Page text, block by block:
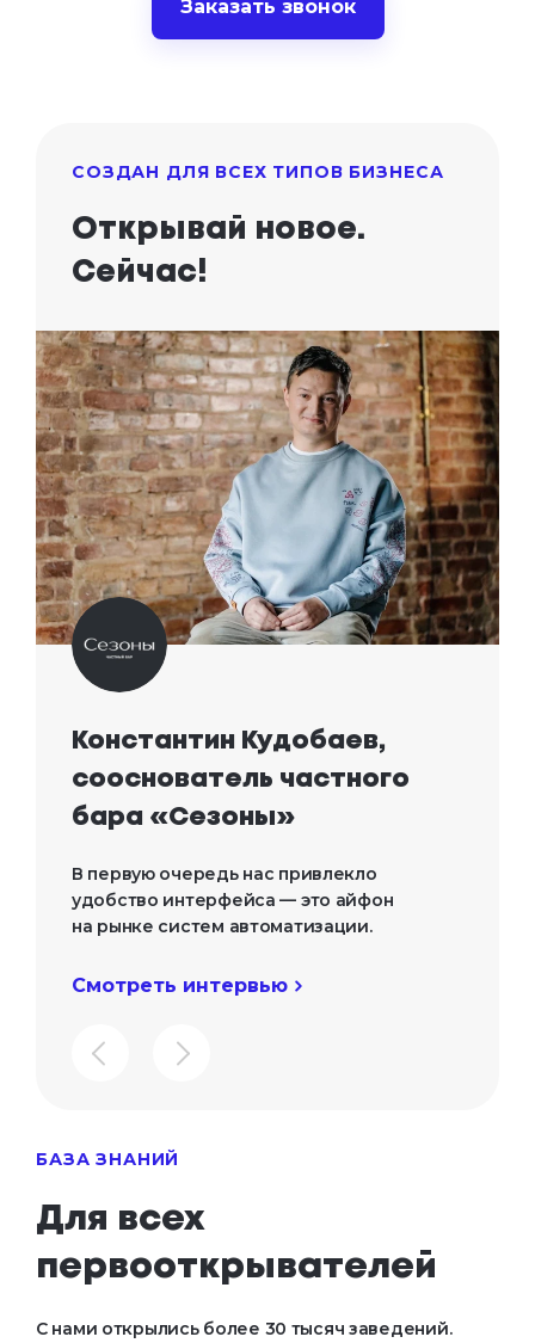
Заказать звонок
СОЗДАН ДЛЯ ВСЕХ ТИПОВ БИЗНЕСА
Открывай новое.
Сейчас!
Константин Кудобаев,
сооснователь частного
бара «Сезоны»
В первую очередь нас привлекло
удобство интерфейса — это айфон
на рынке систем автоматизации.
Смотреть интервью
БАЗА ЗНАНИЙ
Для всех
первооткрывателей
С нами открылись более 30 тысяч заведений.